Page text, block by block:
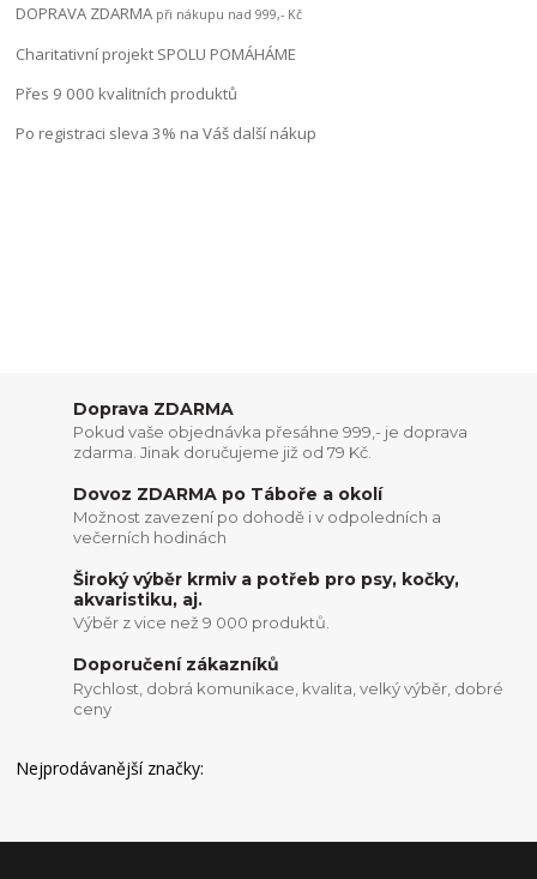
DOPRAVA ZDARMA při nákupu nad 999,- Kč
Charitativní projekt SPOLU POMÁHÁME
Přes 9 000 kvalitních produktů
Po registraci sleva 3% na Váš další nákup
Doprava ZDARMA
Pokud vaše objednávka přesáhne 999,- je doprava
zdarma. Jinak doručujeme již od 79 Kč.
Dovoz ZDARMA po Táboře a okolí
Možnost zavezení po dohodě i v odpoledních a
večerních hodinách
Široký výběr krmiv a potřeb pro psy, kočky,
akvaristiku, aj.
Výběr z vice než 9 000 produktů.
Doporučení zákazníků
Rychlost, dobrá komunikace, kvalita, velký výběr, dobré
ceny
Nejprodávanější značky: